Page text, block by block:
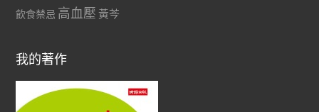
飲食禁忌 高血壓 黃芩
我的著作